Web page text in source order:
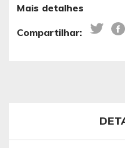
Mais detalhes
Compartilhar: